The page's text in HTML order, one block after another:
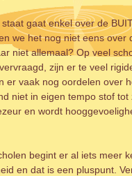
gaat enkel over de
we het nog niet eens over
niet allemaal? Op veel
zijn er te veel
er vaak nog oordelen over
niet in eigen tempo stof tot
en wordt
begint er al iets meer
en dat is een pluspunt.